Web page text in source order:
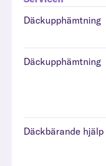
Däckupphämtning
Däckupphämtning
Däckbärande hjälp